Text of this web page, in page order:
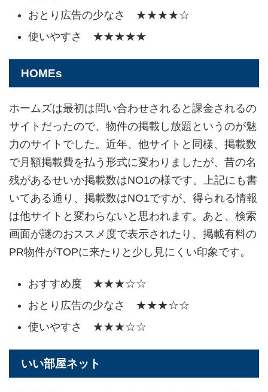
おとり広告の少なさ ★★★★☆
使いやすさ ★★★★★
HOMEs
ホームズは最初は問い合わせされると課金されるの
サイトだったので、物件の掲載し放題というのが魅
力のサイトでした。近年、他サイトと同様、掲載数
で月額掲載費を払う形式に変わりましたが、昔の名
残があるせいか掲載数はNO1の様です。上記にも書
いてある通り、掲載数はNO1ですが、得られる情報
は他サイトと変わらないと思われます。あと、検索
画面が謎のおススメ度で表示されたり、掲載有料の
PR物件がTOPに来たりと少し見にくい印象です。
おすすめ度 ★★★☆☆
おとり広告の少なさ ★★★☆☆
使いやすさ ★★★☆☆
いい部屋ネット